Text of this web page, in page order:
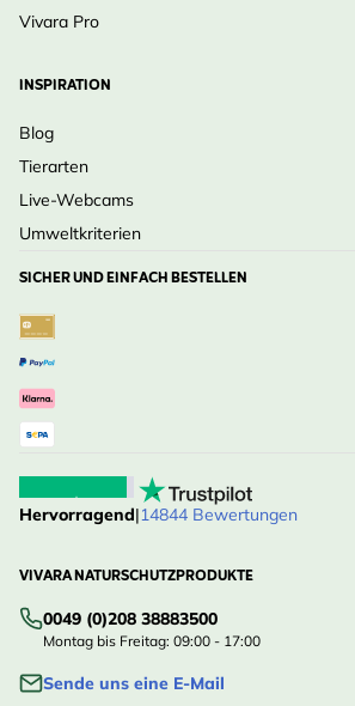
Vivara Pro
INSPIRATION
Blog
Tierarten
Live-Webcams
Umweltkriterien
SICHER UND EINFACH BESTELLEN
Hervorragend|14844 Bewertungen
VIVARA NATURSCHUTZPRODUKTE
0049 (0)208 38883500
Montag bis Freitag: 09:00 - 17:00
Sende uns eine E-Mail